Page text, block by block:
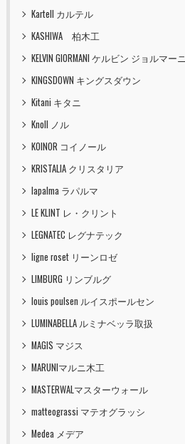
Kartell カルテル
KASHIWA 柏木工
KELVIN GIORMANI ケルビン ジョルマーニ
KINGSDOWN キングスダウン
Kitani キタニ
Knoll ノル
KOINOR コイノール
KRISTALIA クリスタリア
lapalma ラパルマ
LE KLINT レ・クリント
LEGNATEC レグナテック
ligne roset リーンロゼ
LIMBURG リンブルグ
louis poulsen ルイスポールセン
LUMINABELLA ルミナベッラ取扱
MAGIS マジス
MARUNIマルニ木工
MASTERWALマスターウォール
matteograssi マテオグラッシ
Medea メデア